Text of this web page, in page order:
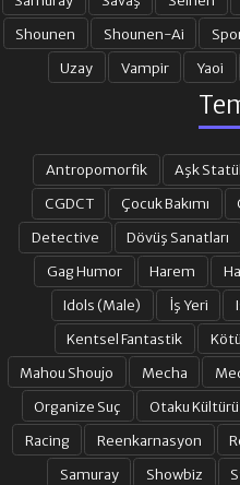
Shounen
Shounen-Ai
Uzay
Vampir Yaoi
Antropomorfik Aşk
CGDCT
Çocuk Bakımı
Detective
Dövüş Sanatları
Gag Humor
Harem
Idols (Male)
İş Yeri
Kentsel Fantastik
Mahou Shoujo
Mecha
Organize Suç
Otaku Kültürü
Racing
Reenkarnasyon
Samuray
Showbiz